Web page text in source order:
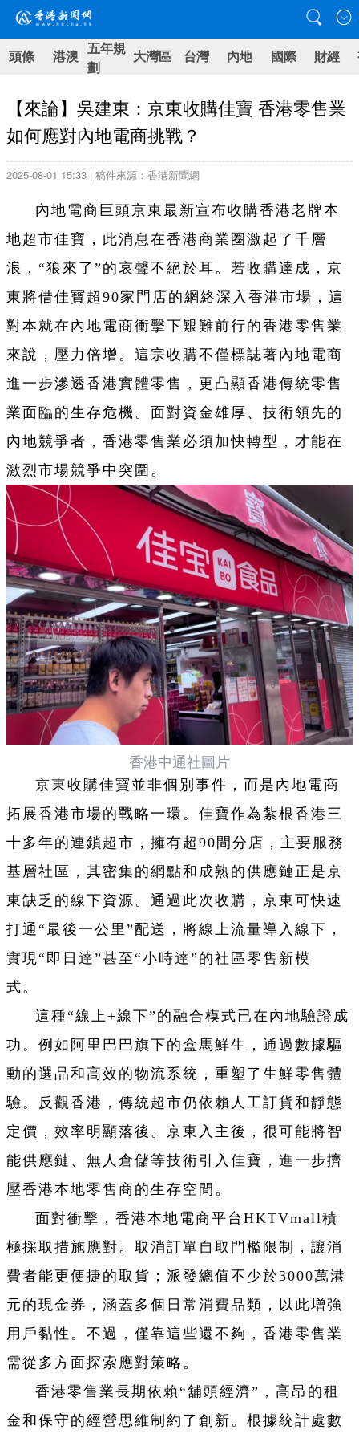
頭條 港澳 五年規
劃
大灣區 台灣 內地 國際 財經
【來論】吳建東：京東收購佳寶 香港零售業
如何應對內地電商挑戰？
2025-08-01 15:33 | 稿件來源：香港新聞網
內地電商巨頭京東最新宣布收購香港老牌本
地超市佳寶，此消息在香港商業圈激起了千層
浪，“狼來了”的哀聲不絕於耳。若收購達成，京
東將借佳寶超90家門店的網絡深入香港市場，這
對本就在內地電商衝擊下艱難前行的香港零售業
來說，壓力倍增。這宗收購不僅標誌著內地電商
進一步滲透香港實體零售，更凸顯香港傳統零售
業面臨的生存危機。面對資金雄厚、技術領先的
內地競爭者，香港零售業必須加快轉型，才能在
激烈市場競爭中突圍。
香港中通社圖片
京東收購佳寶並非個別事件，而是內地電商
拓展香港市場的戰略一環。佳寶作為紮根香港三
十多年的連鎖超市，擁有超90間分店，主要服務
基層社區，其密集的網點和成熟的供應鏈正是京
東缺乏的線下資源。通過此次收購，京東可快速
打通“最後一公里”配送，將線上流量導入線下，
實現“即日達”甚至“小時達”的社區零售新模
式。
這種“線上+線下”的融合模式已在內地驗證成
功。例如阿里巴巴旗下的盒馬鮮生，通過數據驅
動的選品和高效的物流系統，重塑了生鮮零售體
驗。反觀香港，傳統超市仍依賴人工訂貨和靜態
定價，效率明顯落後。京東入主後，很可能將智
能供應鏈、無人倉儲等技術引入佳寶，進一步擠
壓香港本地零售商的生存空間。
面對衝擊，香港本地電商平台HKTVmall積
極採取措施應對。取消訂單自取門檻限制，讓消
費者能更便捷的取貨；派發總值不少於3000萬港
元的現金券，涵蓋多個日常消費品類，以此增強
用戶黏性。不過，僅靠這些還不夠，香港零售業
需從多方面探索應對策略。
香港零售業長期依賴“舖頭經濟”，高昂的租
金和保守的經營思維制約了創新。根據統計處數